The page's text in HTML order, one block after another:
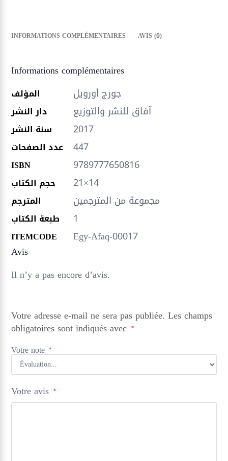
INFORMATIONS COMPLÉMENTAIRES AVIS (0)
Informations complémentaires
المؤلف جورج أورويل
دار النشر آفاق للنشر والتوزيع
سنة النشر 2017
عدد الصفحات 447
ISBN 9789777650816
حجم الكتاب 21×14
المترجم مجموعة من المترجمين
طبعة الكتاب 1
ITEMCODE
Egy-Afaq-00017
Avis
Il n’y a pas encore d’avis.
Votre adresse e-mail ne sera pas publiée. Les champs
obligatoires sont indiqués avec *
Votre note *
Votre avis *